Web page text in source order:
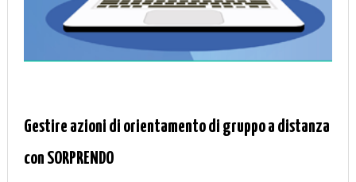
Gestire azioni di orientamento di gruppo a distanza
con SORPRENDO